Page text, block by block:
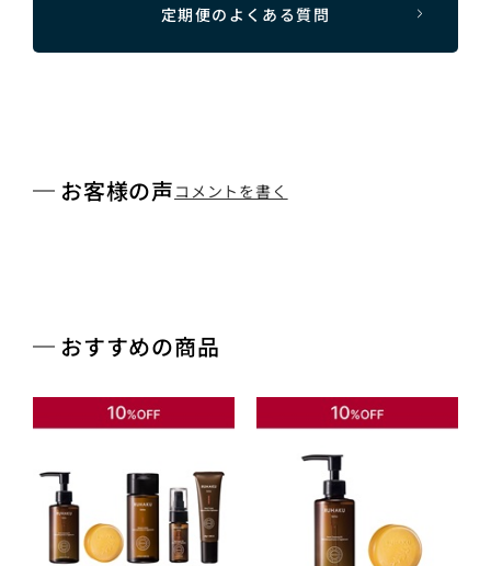
定期便のよくある質問
お客様の声 コメントを書く
おすすめの商品